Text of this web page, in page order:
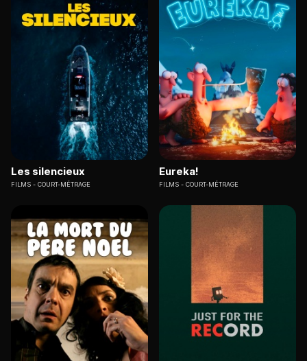
Les silencieux
FILMS COURT-MÉTRAGE
Eureka!
FILMS COURT-MÉTRAGE